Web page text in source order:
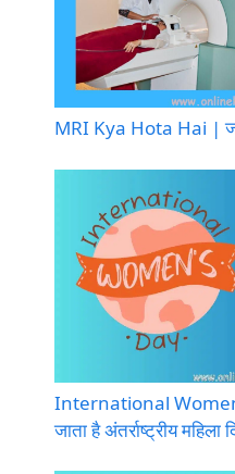
MRI Kya Hota Hai |
International
जाता है अंतर्राष्ट्रीय